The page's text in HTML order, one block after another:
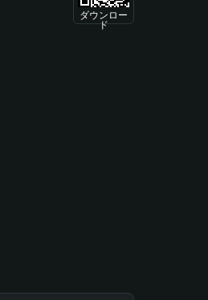
ダウンロー
ド